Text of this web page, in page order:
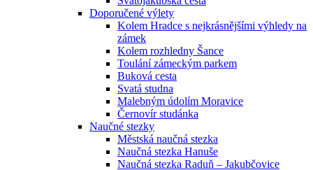
Doporučené výlety
Kolem Hradce s nejkrásnějšími výhledy na
zámek
Kolem rozhledny Šance
Toulání zámeckým parkem
Buková cesta
Svatá studna
Malebným údolím Moravice
Černovír studánka
Naučné stezky
Městská naučná stezka
Naučná stezka Hanuše
Naučná stezka Raduň – Jakubčovice